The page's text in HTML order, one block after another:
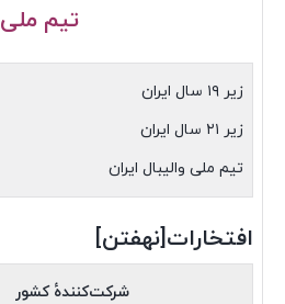
تیم ملی
زیر ۱۹ سال ایران
زیر ۲۱ سال ایران
تیم ملی والیبال ایران
افتخارات[نهفتن]
شرکت‌کنندهٔ کشور